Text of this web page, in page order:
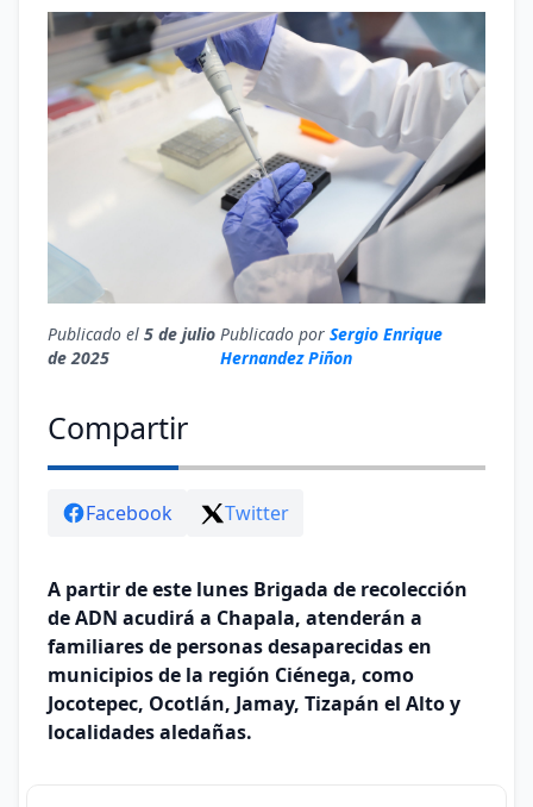
Publicado el 5 de julio
de 2025
Publicado porSergio Enrique
Hernandez Piñon
Compartir
Facebook Twitter
A partir de este lunes Brigada de recolección
de ADN acudirá a Chapala, atenderán a
familiares de personas desaparecidas en
municipios de la región Ciénega, como
Jocotepec, Ocotlán, Jamay, Tizapán el Alto y
localidades aledañas.